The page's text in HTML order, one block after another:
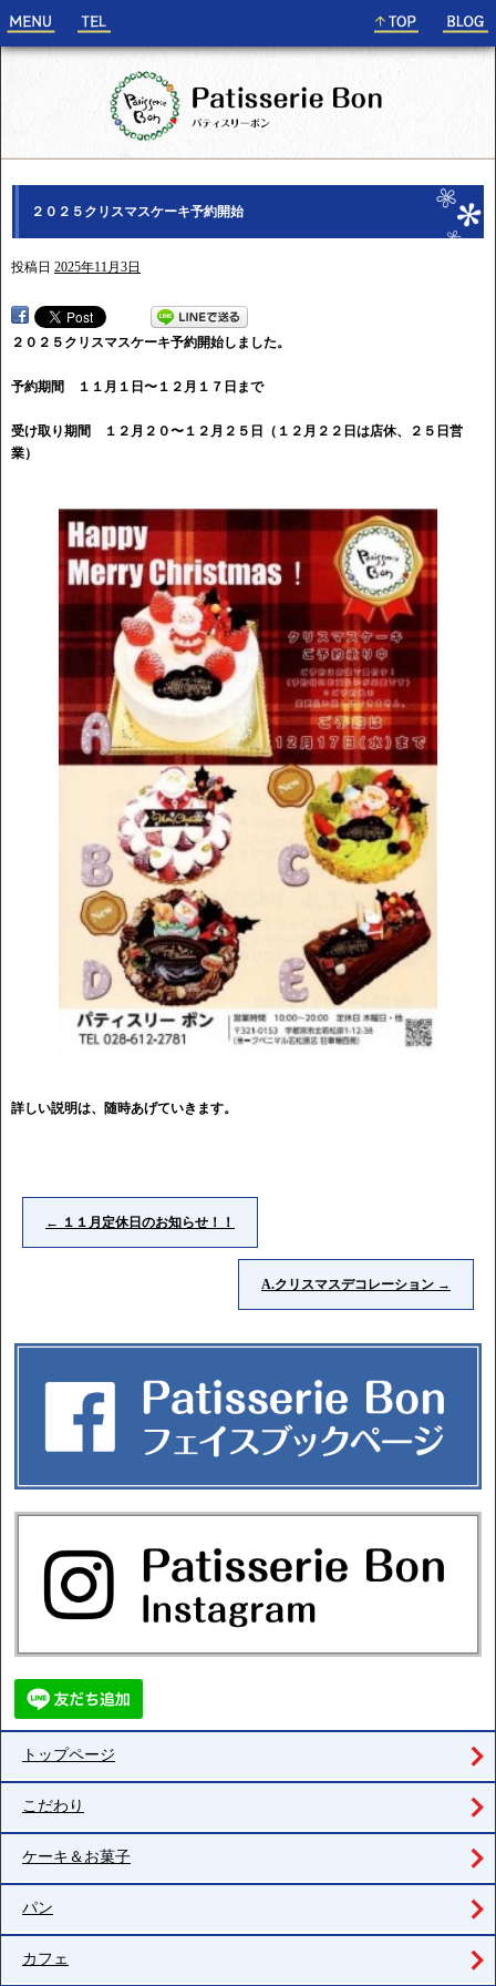
２０２５クリスマスケーキ予約開始
投稿日 2025年11月3日
２０２５クリスマスケーキ予約開始しました。
予約期間 １１月１日〜１２月１７日まで
受け取り期間 １２月２０〜１２月２５日（１２月２２日は店休、２５日営
業）
詳しい説明は、随時あげていきます。
← １１月定休日のお知らせ！！
A.クリスマスデコレーション →
トップページ
こだわり
ケーキ＆お菓子
パン
カフェ